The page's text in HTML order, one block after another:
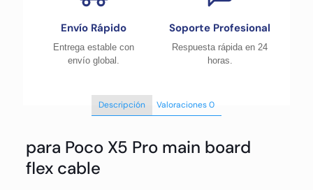
Envío Rápido
Entrega estable con
envío global.
Soporte Profesional
Respuesta rápida en 24
horas.
Descripción Valoraciones0
para Poco X5 Pro main board
flex cable